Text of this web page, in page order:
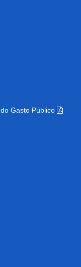
Gasto Público